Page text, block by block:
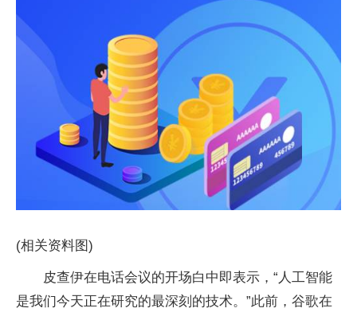
(相关资料图)
皮查伊在电话会议的开场白中即表示，“人工智能
是我们今天正在研究的最深刻的技术。”此前，谷歌在